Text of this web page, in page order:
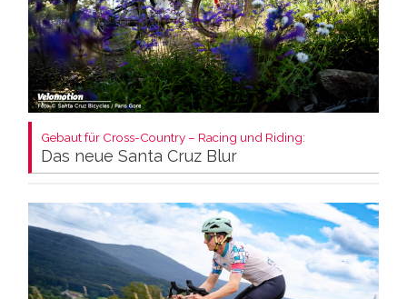
Gebaut für Cross-Country – Racing und Riding:
Das neue Santa Cruz Blur